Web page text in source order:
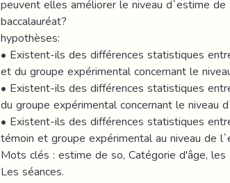
peuvent elles améliorer le niveau d`estime
baccalauréat?
hypothèses:
• Existent-ils des différences statistiques
et du groupe expérimental concernant le
• Existent-ils des différences statistiques
du groupe expérimental concernant le niveau
• Existent-ils des différences statistiques
témoin et groupe expérimental au niveau de
Mots clés : estime de so, Catégorie d'âge, les
Les séances.